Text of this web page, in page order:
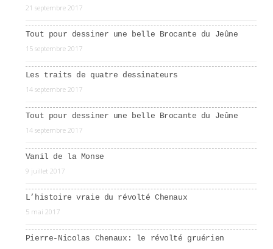
21 septembre 2017
Tout pour dessiner une belle Brocante du Jeûne
15 septembre 2017
Les traits de quatre dessinateurs
14 septembre 2017
Tout pour dessiner une belle Brocante du Jeûne
14 septembre 2017
Vanil de la Monse
9 juillet 2017
L’histoire vraie du révolté Chenaux
5 mai 2017
Pierre-Nicolas Chenaux: le révolté gruérien